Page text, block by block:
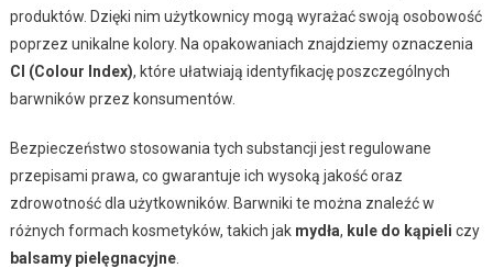
produktów. Dzięki nim użytkownicy mogą wyrażać swoją osobowość
poprzez unikalne kolory. Na opakowaniach znajdziemy oznaczenia
CI (Colour Index), które ułatwiają identyfikację poszczególnych
barwników przez konsumentów.
Bezpieczeństwo stosowania tych substancji jest regulowane
przepisami prawa, co gwarantuje ich wysoką jakość oraz
zdrowotność dla użytkowników. Barwniki te można znaleźć w
różnych formach kosmetyków, takich jak mydła, kule do kąpieli czy
balsamy pielęgnacyjne.